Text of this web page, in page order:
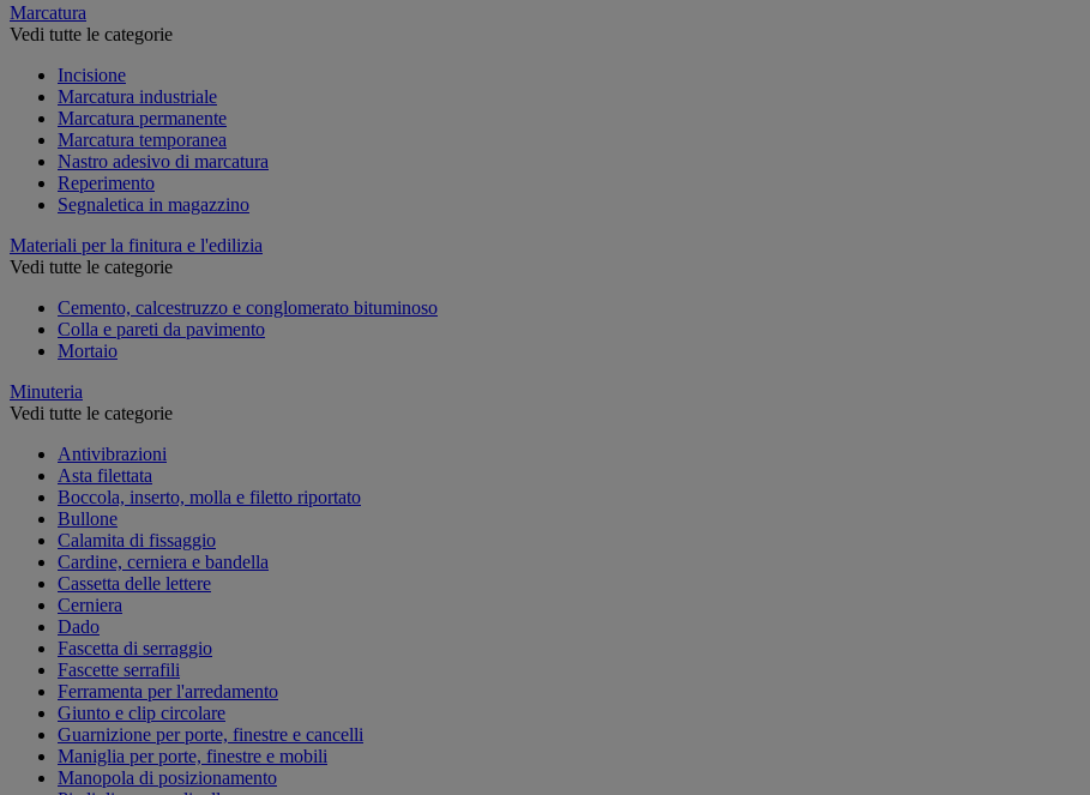
Marcatura
Vedi tutte le categorie
Incisione
Marcatura industriale
Marcatura permanente
Marcatura temporanea
Nastro adesivo di marcatura
Reperimento
Segnaletica in magazzino
Materiali per la finitura e l'edilizia
Vedi tutte le categorie
Cemento, calcestruzzo e conglomerato bituminoso
Colla e pareti da pavimento
Mortaio
Minuteria
Vedi tutte le categorie
Antivibrazioni
Asta filettata
Boccola, inserto, molla e filetto riportato
Bullone
Calamita di fissaggio
Cardine, cerniera e bandella
Cassetta delle lettere
Cerniera
Dado
Fascetta di serraggio
Fascette serrafili
Ferramenta per l'arredamento
Giunto e clip circolare
Guarnizione per porte, finestre e cancelli
Maniglia per porte, finestre e mobili
Manopola di posizionamento